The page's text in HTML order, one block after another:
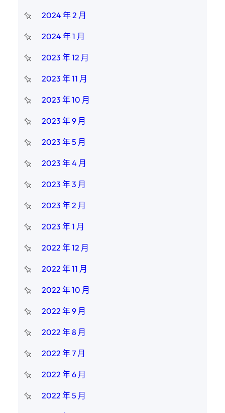
2024 年 2 月
2024 年 1 月
2023 年 12 月
2023 年 11 月
2023 年 10 月
2023 年 9 月
2023 年 5 月
2023 年 4 月
2023 年 3 月
2023 年 2 月
2023 年 1 月
2022 年 12 月
2022 年 11 月
2022 年 10 月
2022 年 9 月
2022 年 8 月
2022 年 7 月
2022 年 6 月
2022 年 5 月